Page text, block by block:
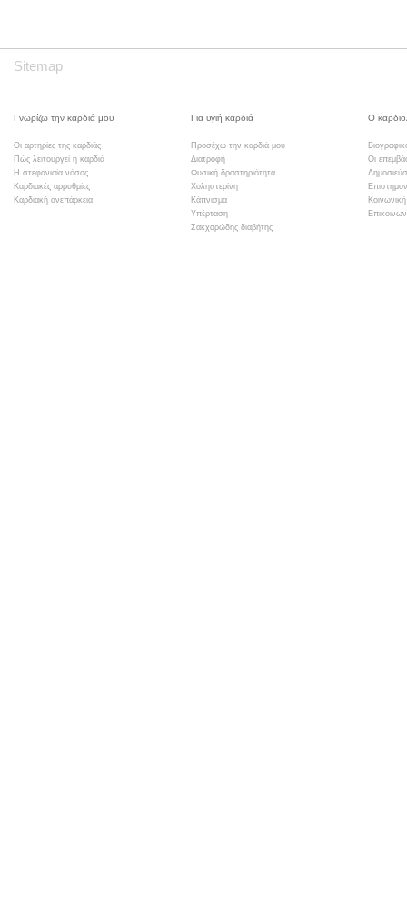
Sitemap
Γνωρίζω την καρδιά μου
Οι αρτηρίες της καρδιάς
Πώς λειτουργεί η καρδιά
Η στεφανιαία νόσος
Καρδιακές αρρυθμίες
Καρδιακή ανεπάρκεια
Για υγιή καρδιά
Προσέχω την καρδιά μου
Διατροφή
Φυσική δραστηριότητα
Χοληστερίνη
Κάπνισμα
Υπέρταση
Σακχαρώδης διαβήτης
Ο
Οι